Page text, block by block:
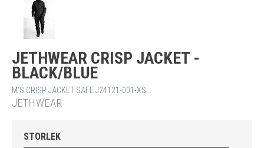
JETHWEAR CRISP JACKET -
BLACK/BLUE
M'S CRISP JACKET SAFE J24121-001-XS
JETHWEAR
STORLEK